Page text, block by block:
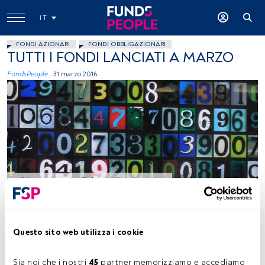
Questo sito web utilizza i cookie
Sia noi che i nostri 45 partner memorizziamo e accediamo
IT
FONDI AZIONARI FONDI OBBLIGAZIONARI
TUTTI I FONDI LANCIATI A MARZO
FundsPeople . 31 marzo 2016
foto: autor _gege_, Flickr, creative commons
Tempo di lettura: 3 min.